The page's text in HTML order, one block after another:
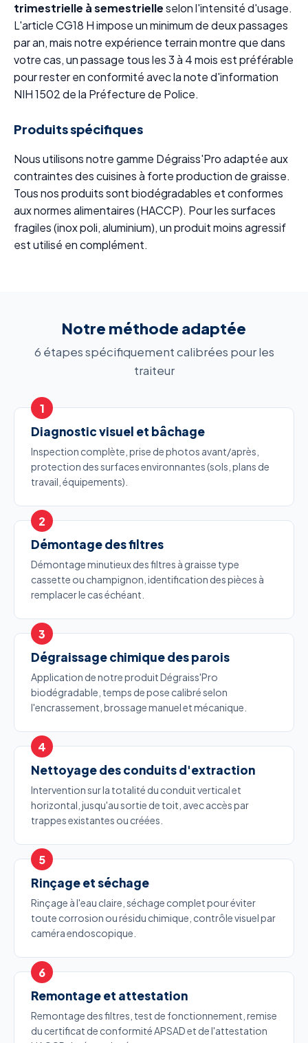
trimestrielle à semestrielleselon l'intensité d'usage.
L'article CG18 H impose un minimum de deux passages
par an, mais notre expérience terrain montre que dans
votre cas, un passage tous les 3 à 4 mois est préférable
pour rester en conformité avec la note d'information
NIH 1502 de la Préfecture de Police.
Produits spécifiques
Nous utilisons notre gamme Dégraiss'Pro adaptée aux
contraintes des cuisines à forte production de graisse.
Tous nos produits sont biodégradables et conformes
aux normes alimentaires (HACCP). Pour les surfaces
fragiles (inox poli, aluminium), un produit moins agressif
est utilisé en complément.
Notre méthode adaptée
6 étapes spécifiquement calibrées pour les
traiteur
Diagnostic visuel et bâchage
Inspection complète, prise de photos avant/après,
protection des surfaces environnantes (sols, plans de
travail, équipements).
Démontage des filtres
Démontage minutieux des filtres à graisse type
cassette ou champignon, identification des pièces à
remplacer le cas échéant.
Dégraissage chimique des parois
Application de notre produit Dégraiss'Pro
biodégradable, temps de pose calibré selon
l'encrassement, brossage manuel et mécanique.
Nettoyage des conduits d'extraction
Intervention sur la totalité du conduit vertical et
horizontal, jusqu'au sortie de toit, avec accès par
trappes existantes ou créées.
Rinçage et séchage
Rinçage à l'eau claire, séchage complet pour éviter
toute corrosion ou résidu chimique, contrôle visuel par
caméra endoscopique.
Remontage et attestation
Remontage des filtres, test de fonctionnement, remise
du certificat de conformité APSAD et de l'attestation